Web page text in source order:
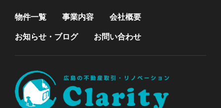
物件一覧 事業内容 会社概要
お知らせ・ブログ お問い合わせ